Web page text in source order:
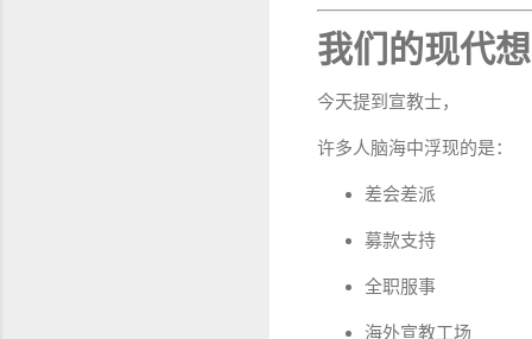
我们的现代
今天提到宣教士，
许多人脑海中浮现的是：
差会差派
募款支持
全职服事
海外宣教工场